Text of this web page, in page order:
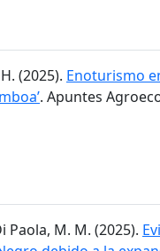
(2025). Enoturismo
. Apuntes
Paola, M. M. (2025).